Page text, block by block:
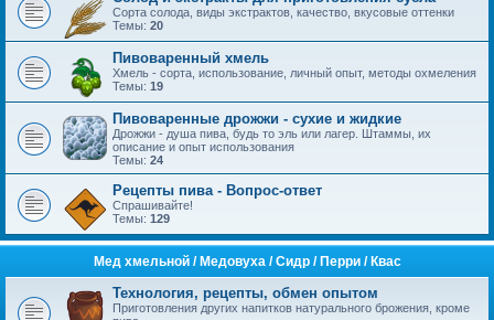
Сорта солода, виды экстрактов, качество, вкусовые оттенки
Темы: 20
Пивоваренный хмель
Хмель - сорта, использование, личный опыт, методы охмеления
Темы: 19
Пивоваренные дрожжи - сухие и жидкие
Дрожжи - душа пива, будь то эль или лагер. Штаммы, их
описание и опыт использования
Темы: 24
Рецепты пива - Вопрос-ответ
Спрашивайте!
Темы: 129
Mед хмельной / Медовуха / Сидр / Перри / Квас
Технология, рецепты, обмен опытом
Приготовления других напитков натурального брожения, кроме